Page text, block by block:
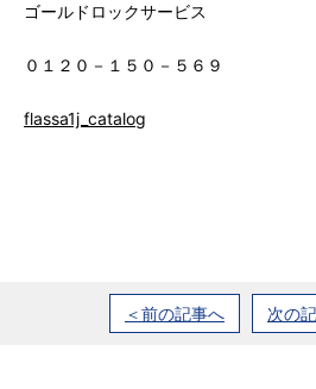
ゴールドロックサービス
０１２０－１５０－５６９
flassa1j_catalog
＜前の記事へ 次の